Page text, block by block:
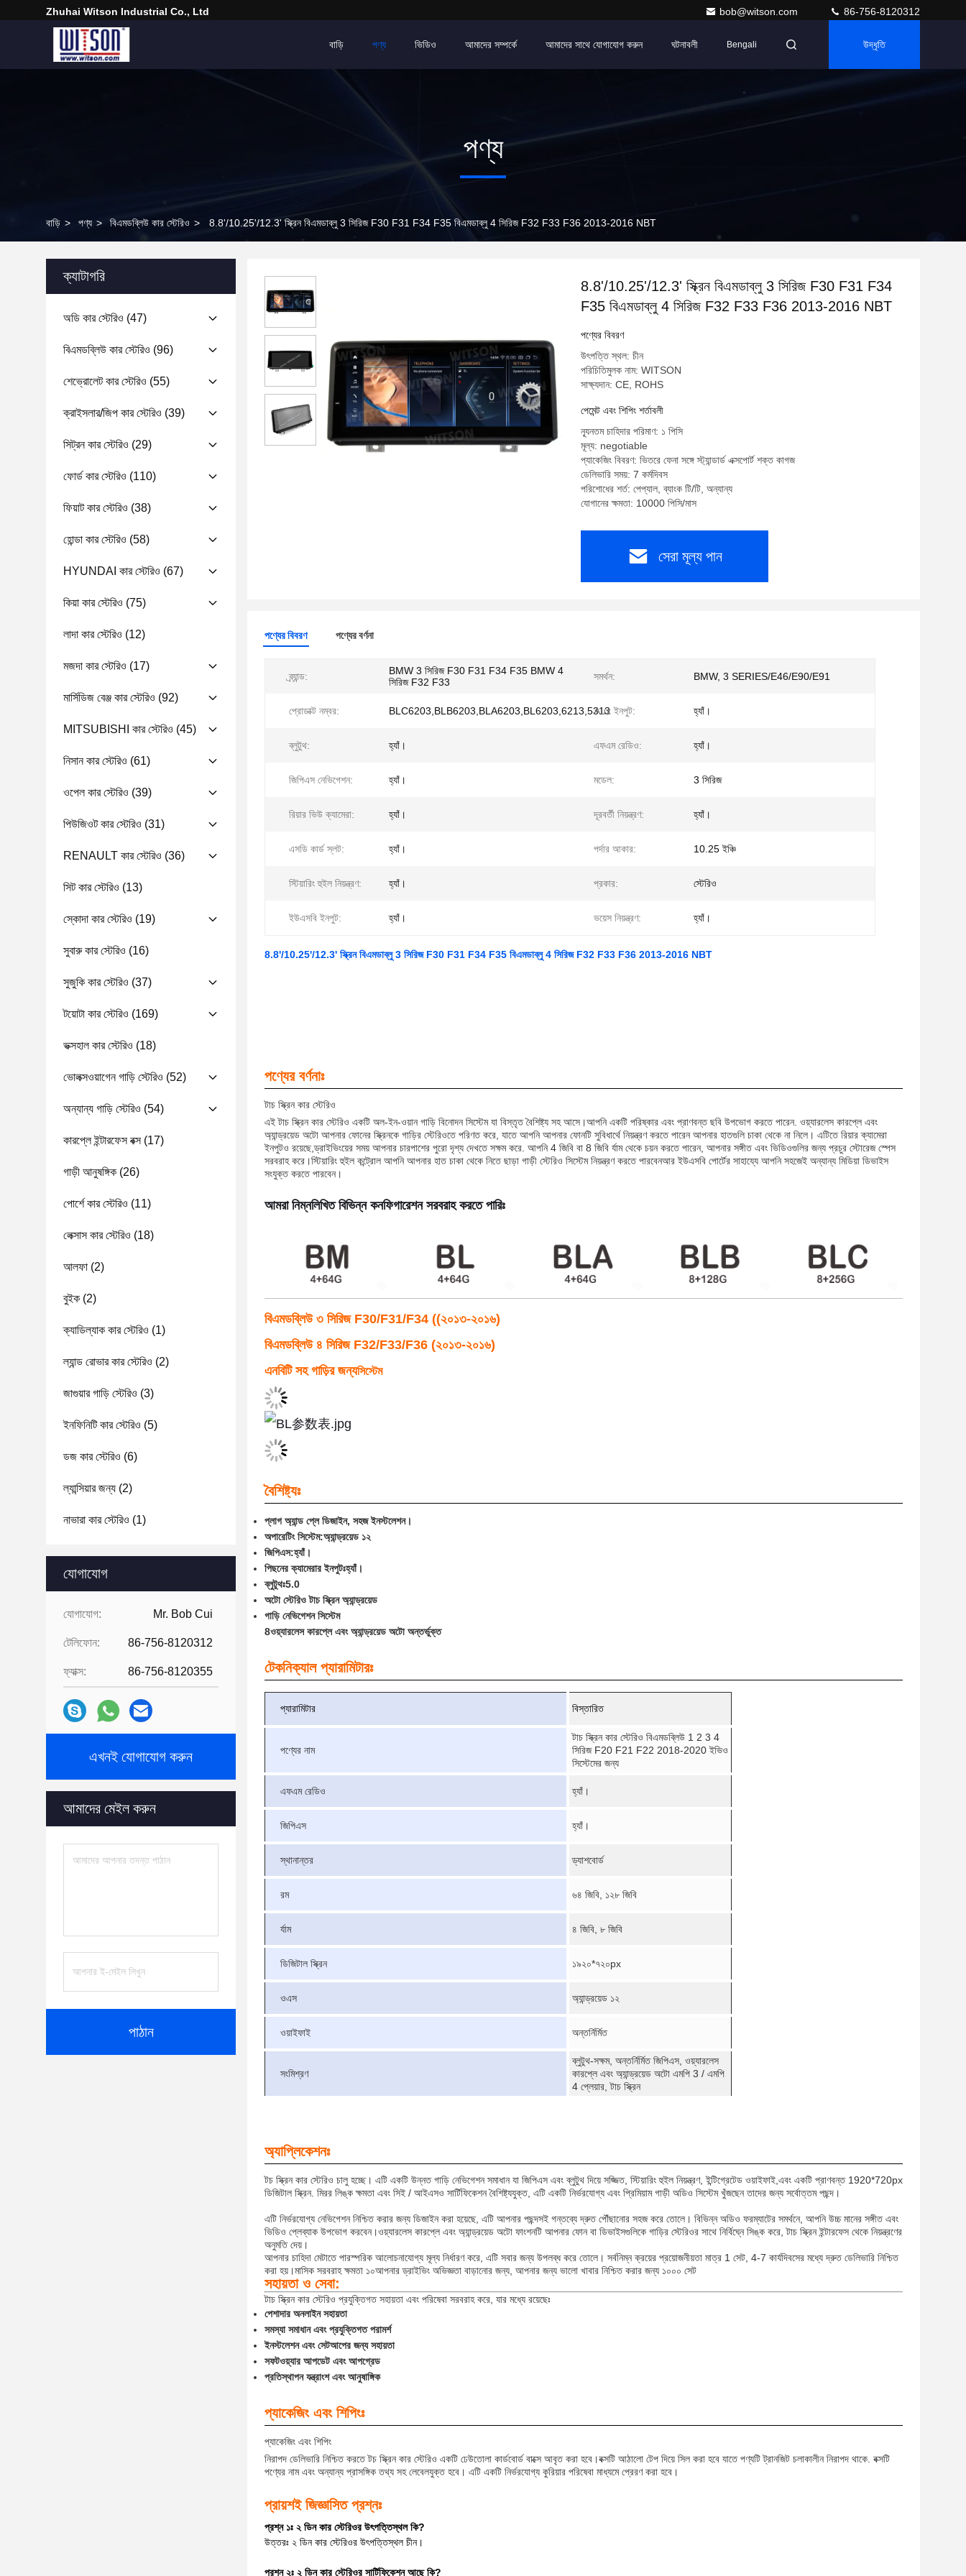
Zhuhai Witson Industrial Co., Ltd bob@witson.com 86-756-8120312
বাড়ি পণ্য ভিডিও আমাদের সম্পর্কে আমাদের সাথে যোগাযোগ করুন ঘটনাবলী Bengali উদ্ধৃতি
পণ্য
বাড়ি > পণ্য > বিএমডব্লিউ কার স্টেরিও > 8.8'/10.25'/12.3' স্ক্রিন বিএমডাব্লু 3 সিরিজ F30 F31 F34 F35 বিএমডাব্লু 4 সিরিজ F32 F33 F36 2013-2016 NBT
ক্যাটাগরি
অডি কার স্টেরিও (47)
বিএমডব্লিউ কার স্টেরিও (96)
শেভ্রোলেট কার স্টেরিও (55)
ক্রাইসলার/জিপ কার স্টেরিও (39)
সিট্রন কার স্টেরিও (29)
ফোর্ড কার স্টেরিও (110)
ফিয়াট কার স্টেরিও (38)
হোন্ডা কার স্টেরিও (58)
HYUNDAI কার স্টেরিও (67)
কিয়া কার স্টেরিও (75)
লাদা কার স্টেরিও (12)
মজদা কার স্টেরিও (17)
মার্সিডিজ বেঞ্জ কার স্টেরিও (92)
MITSUBISHI কার স্টেরিও (45)
নিসান কার স্টেরিও (61)
ওপেল কার স্টেরিও (39)
পিউজিওট কার স্টেরিও (31)
RENAULT কার স্টেরিও (36)
সিট কার স্টেরিও (13)
স্কোদা কার স্টেরিও (19)
সুবারু কার স্টেরিও (16)
সুজুকি কার স্টেরিও (37)
টয়োটা কার স্টেরিও (169)
ভক্সহাল কার স্টেরিও (18)
ভোলক্সওয়াগেন গাড়ি স্টেরিও (52)
অন্যান্য গাড়ি স্টেরিও (54)
কারপ্লে ইন্টারফেস বক্স(17)
গাড়ী আনুষঙ্গিক (26)
পোর্শে কার স্টেরিও (11)
লেক্সাস কার স্টেরিও (18)
আলফা (2)
বুইক (2)
ক্যাডিল্যাক কার স্টেরিও (1)
ল্যান্ড রোভার কার স্টেরিও (2)
জাগুয়ার গাড়ি স্টেরিও (3)
ইনফিনিটি কার স্টেরিও (5)
ডজ কার স্টেরিও (6)
ল্যান্সিয়ার জন্য (2)
নাভারা কার স্টেরিও (1)
যোগাযোগ
যোগাযোগ: Mr. Bob Cui
টেলিফোন: 86-756-8120312
ফ্যাক্স: 86-756-8120355
এখনই যোগাযোগ করুন
আমাদের মেইল ​​করুন
পাঠান
8.8'/10.25'/12.3' স্ক্রিন বিএমডাব্লু 3 সিরিজ F30 F31 F34
F35 বিএমডাব্লু 4 সিরিজ F32 F33 F36 2013-2016 NBT
পণ্যের বিবরণ
উৎপত্তি স্থল: চীন
পরিচিতিমুলক নাম: WITSON
সাক্ষ্যদান: CE, ROHS
পেমেন্ট এবং শিপিং শর্তাবলী
ন্যূনতম চাহিদার পরিমাণ: ১ পিসি
মূল্য: negotiable
প্যাকেজিং বিবরণ: ভিতরে ফেনা সঙ্গে স্ট্যান্ডার্ড এক্সপোর্ট শক্ত কাগজ
ডেলিভারি সময়: 7 কর্মদিবস
পরিশোধের শর্ত: পেপ্যাল, ব্যাংক টি/টি, অন্যান্য
যোগানের ক্ষমতা: 10000 পিসি/মাস
সেরা মূল্য পান
পণ্যের বিবরণ পণ্যের বর্ণনা
ব্র্যান্ড:
BMW 3 সিরিজ F30 F31 F34 F35 BMW 4
সিরিজ F32 F33
সমর্থন: BMW, 3 SERIES/E46/E90/E91
প্রোডাক্ট নম্বর: BLC6203,BLB6203,BLA6203,BL6203,6213,5313Aux ইনপুট: হ্যাঁ।
ব্লুটুথ: হ্যাঁ। এফএম রেডিও: হ্যাঁ।
জিপিএস নেভিগেশন: হ্যাঁ। মডেল: 3 সিরিজ
রিয়ার ভিউ ক্যামেরা: হ্যাঁ। দূরবর্তী নিয়ন্ত্রণ: হ্যাঁ।
এসডি কার্ড স্লট: হ্যাঁ। পর্দার আকার: 10.25 ইঞ্চি
স্টিয়ারিং হুইল নিয়ন্ত্রণ: হ্যাঁ। প্রকার: স্টেরিও
ইউএসবি ইনপুট: হ্যাঁ। ভয়েস নিয়ন্ত্রণ: হ্যাঁ।
8.8'/10.25'/12.3' স্ক্রিন বিএমডাব্লু 3 সিরিজ F30 F31 F34 F35 বিএমডাব্লু 4 সিরিজ F32 F33 F36 2013-2016 NBT
পণ্যের বর্ণনাঃ
টাচ স্ক্রিন কার স্টেরিও
এই টাচ স্ক্রিন কার স্টেরিও একটি অল-ইন-ওয়ান গাড়ি বিনোদন সিস্টেম যা বিস্তৃত বৈশিষ্ট্য সহ আসে।আপনি একটি পরিষ্কার এবং প্রাণবন্ত ছবি উপভোগ করতে পারেন. ওয়্যারলেস কারপ্লে এবং
অ্যান্ড্রয়েড অটো আপনার ফোনের স্ক্রিনকে গাড়ির স্টেরিওতে পরিণত করে, যাতে আপনি আপনার ফোনটি সুবিধার্থে নিয়ন্ত্রণ করতে পারেন আপনার হাতগুলি চাকা থেকে না নিলে। এটিতে রিয়ার ক্যামেরা
ইনপুটও রয়েছে,ড্রাইভিংয়ের সময় আপনার চারপাশের পুরো দৃশ্য দেখতে সক্ষম করে. আপনি 4 জিবি বা 8 জিবি র্যাম থেকে চয়ন করতে পারেন, আপনার সঙ্গীত এবং ভিডিওগুলির জন্য প্রচুর স্টোরেজ স্পেস
সরবরাহ করে।স্টিয়ারিং হুইল কন্ট্রোল আপনি আপনার হাত চাকা থেকে নিতে ছাড়া গাড়ী স্টেরিও সিস্টেম নিয়ন্ত্রণ করতে পারবেনআর ইউএসবি পোর্টের সাহায্যে আপনি সহজেই অন্যান্য মিডিয়া ডিভাইস
সংযুক্ত করতে পারবেন।
আমরা নিম্নলিখিত বিভিন্ন কনফিগারেশন সরবরাহ করতে পারিঃ
বিএমডব্লিউ ৩ সিরিজ F30/F31/F34 ((২০১৩-২০১৬)
বিএমডব্লিউ ৪ সিরিজ F32/F33/F36 (২০১৩-২০১৬)
এনবিটি সহ গাড়ির জন্যসিস্টেম
বৈশিষ্ট্যঃ
প্লাগ অ্যান্ড প্লে ডিজাইন, সহজ ইনস্টলেশন।
অপারেটিং সিস্টেম:অ্যান্ড্রয়েড ১২
জিপিএস:হ্যাঁ।
পিছনের ক্যামেরার ইনপুটঃহ্যাঁ।
ব্লুটুথঃ5.0
অটো স্টেরিও টাচ স্ক্রিন অ্যান্ড্রয়েড
গাড়ি নেভিগেশন সিস্টেম
8ওয়্যারলেস কারপ্লে এবং অ্যান্ড্রয়েড অটো অন্তর্ভুক্ত
টেকনিক্যাল প্যারামিটারঃ
প্যারামিটার বিস্তারিত
পণ্যের নাম
টাচ স্ক্রিন কার স্টেরিও বিএমডব্লিউ 1 2 3 4
সিরিজ F20 F21 F22 2018-2020 ইভিও
সিস্টেমের জন্য
এফএম রেডিও হ্যাঁ।
জিপিএস হ্যাঁ।
স্থানান্তর ড্যাশবোর্ড
রম ৬৪ জিবি, ১২৮ জিবি
র্যাম ৪ জিবি, ৮ জিবি
ডিজিটাল স্ক্রিন ১৯২০*৭২০px
ওএস অ্যান্ড্রয়েড ১২
ওয়াইফাই অন্তর্নির্মিত
সংমিশ্রণ
ব্লুটুথ-সক্ষম, অন্তর্নির্মিত জিপিএস, ওয়্যারলেস
কারপ্লে এবং অ্যান্ড্রয়েড অটো এমপি 3 / এমপি
4 প্লেয়ার, টাচ স্ক্রিন
অ্যাপ্লিকেশনঃ
টচ স্ক্রিন কার স্টেরিও চালু হচ্ছে। এটি একটি উন্নত গাড়ি নেভিগেশন সমাধান যা জিপিএস এবং ব্লুটুথ দিয়ে সজ্জিত, স্টিয়ারিং হুইল নিয়ন্ত্রণ, ইন্টিগ্রেটেড ওয়াইফাই,এবং একটি প্রাণবন্ত 1920*720px
ডিজিটাল স্ক্রিন. মিরর লিঙ্ক ক্ষমতা এবং সিই / আইএসও সার্টিফিকেশন বৈশিষ্ট্যযুক্ত, এটি একটি নির্ভরযোগ্য এবং প্রিমিয়াম গাড়ী অডিও সিস্টেম খুঁজছেন তাদের জন্য সর্বোত্তম পছন্দ।
এটি নির্ভরযোগ্য নেভিগেশন নিশ্চিত করার জন্য ডিজাইন করা হয়েছে, এটি আপনার পছন্দসই গন্তব্যে দ্রুত পৌঁছানোর সহজ করে তোলে। বিভিন্ন অডিও ফরম্যাটের সমর্থনে, আপনি উচ্চ মানের সঙ্গীত এবং
ভিডিও প্লেব্যাক উপভোগ করবেন।ওয়্যারলেস কারপ্লে এবং অ্যান্ড্রয়েড অটো ফাংশনটি আপনার ফোন বা ডিভাইসগুলিকে গাড়ির স্টেরিওর সাথে নির্বিঘ্নে সিঙ্ক করে, টাচ স্ক্রিন ইন্টারফেস থেকে নিয়ন্ত্রণের
অনুমতি দেয়।
আপনার চাহিদা মেটাতে পারস্পরিক আলোচনাযোগ্য মূল্য নির্ধারণ করে, এটি সবার জন্য উপলব্ধ করে তোলে। সর্বনিম্ন ক্রয়ের প্রয়োজনীয়তা মাত্র 1 সেট, 4-7 কার্যদিবসের মধ্যে দ্রুত ডেলিভারি নিশ্চিত
করা হয়।মাসিক সরবরাহ ক্ষমতা ১০আপনার ড্রাইভিং অভিজ্ঞতা বাড়ানোর জন্য, আপনার জন্য ভালো খাবার নিশ্চিত করার জন্য ১০০০ সেট
সহায়তা ও সেবা:
টাচ স্ক্রিন কার স্টেরিও প্রযুক্তিগত সহায়তা এবং পরিষেবা সরবরাহ করে, যার মধ্যে রয়েছেঃ
পেশাদার অনলাইন সহায়তা
সমস্যা সমাধান এবং প্রযুক্তিগত পরামর্শ
ইনস্টলেশন এবং সেটআপের জন্য সহায়তা
সফটওয়্যার আপডেট এবং আপগ্রেড
প্রতিস্থাপন যন্ত্রাংশ এবং আনুষাঙ্গিক
প্যাকেজিং এবং শিপিংঃ
প্যাকেজিং এবং শিপিং
নিরাপদ ডেলিভারি নিশ্চিত করতে টচ স্ক্রিন কার স্টেরিও একটি ঢেউতোলা কার্ডবোর্ড বাক্সে আবৃত করা হবে।বক্সটি আঠালো টেপ দিয়ে সিল করা হবে যাতে পণ্যটি ট্রানজিট চলাকালীন নিরাপদ থাকে. বক্সটি
পণ্যের নাম এবং অন্যান্য প্রাসঙ্গিক তথ্য সহ লেবেলযুক্ত হবে। এটি একটি নির্ভরযোগ্য কুরিয়ার পরিষেবা মাধ্যমে প্রেরণ করা হবে।
প্রায়শই জিজ্ঞাসিত প্রশ্নঃ
প্রশ্ন ১ঃ ২ ডিন কার স্টেরিওর উৎপত্তিস্থল কি?
উত্তরঃ ২ ডিন কার স্টেরিওর উৎপত্তিস্থল চীন।
প্রশ্ন ২ঃ ২ ডিন কার স্টেরিওর সার্টিফিকেশন আছে কি?